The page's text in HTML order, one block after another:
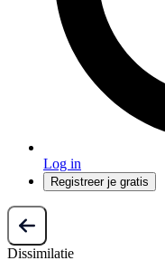
Log in
Registreer je gratis
Dissimilatie